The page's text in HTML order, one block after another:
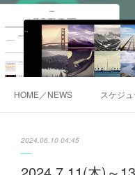
HOME／NEWS スケジ
2024.06.10 04:45